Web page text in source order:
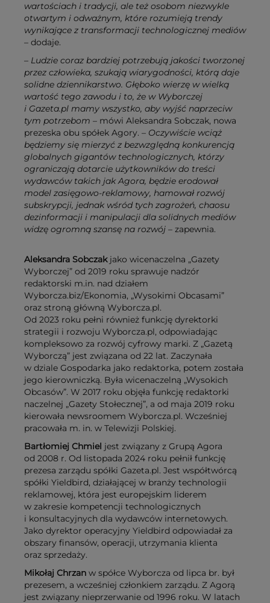
wartościach i tradycji, ale też osobom niezwykle
otwartym i odważnym, które rozumieją trendy
wynikające z transformacji technologicznej mediów
– dodaje.
– Ludzie coraz bardziej potrzebują jakości tworzonej
przez człowieka, szukają wiarygodności, którą daje
solidne dziennikarstwo. Głęboko wierzę w wielką
wartość tego zawodu i to, że w Wyborczej
i Gazeta.pl mamy wszystko, aby wyjść naprzeciw
tym potrzebom – mówi Aleksandra Sobczak, nowa
prezeska obu spółek Agory. – Oczywiście wciąż
będziemy się mierzyć z bezwzględną konkurencją
globalnych gigantów technologicznych, którzy
ograniczają dotarcie użytkowników do treści
wydawców takich jak Agora, będzie erodował
model zasięgowo-reklamowy, hamował rozwój
subskrypcji, jednak wśród tych zagrożeń, chaosu
dezinformacji i manipulacji dla solidnych mediów
widzę ogromną szansę na rozwój – zapewnia.
Aleksandra Sobczakjako wicenaczelna „Gazety
Wyborczej” od 2019 roku sprawuje nadzór
redaktorski m.in. nad działem
Wyborcza.biz/Ekonomia, „Wysokimi Obcasami”
oraz stroną główną Wyborcza.pl.
Od 2023 roku pełni również funkcję dyrektorki
strategii i rozwoju Wyborcza.pl, odpowiadając
kompleksowo za rozwój cyfrowy marki. Z „Gazetą
Wyborczą” jest związana od 22 lat. Zaczynała
w dziale Gospodarka jako redaktorka, potem została
jego kierowniczką. Była wicenaczelną „Wysokich
Obcasów”. W 2017 roku objęła funkcję redaktorki
naczelnej „Gazety Stołecznej”, a od maja 2019 roku
kierowała newsroomem Wyborcza.pl. Wcześniej
pracowała m. in. w Telewizji Polskiej.
Bartłomiej Chmiel jest związany z Grupą Agora
od 2008 r. Od listopada 2024 roku pełnił funkcję
prezesa zarządu spółki Gazeta.pl. Jest współtwórcą
spółki Yieldbird, działającej w branży technologii
reklamowej, która jest europejskim liderem
w zakresie kompetencji technologicznych
i konsultacyjnych dla wydawców internetowych.
Jako dyrektor operacyjny Yieldbird odpowiadał za
obszary finansów, operacji, utrzymania klienta
oraz sprzedaży.
Mikołaj Chrzan w spółce Wyborcza od lipca br. był
prezesem, a wcześniej członkiem zarządu. Z Agorą
jest związany nieprzerwanie od 1996 roku. W latach